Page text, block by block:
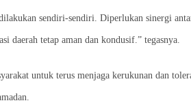
sendiri-sendiri. Diperlukan sinergi
daerah tetap aman dan kondusif.” tegasnya.
untuk terus menjaga kerukunan dan